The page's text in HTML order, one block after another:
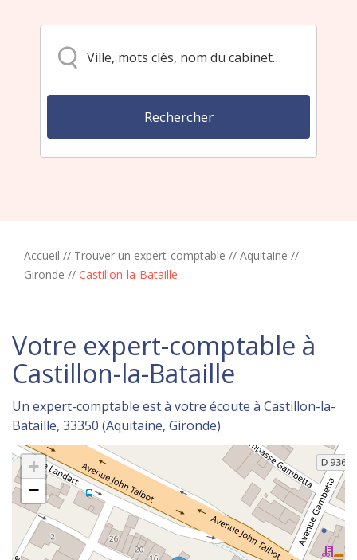
Accueil // Trouver un expert-comptable // Aquitaine //
Gironde // Castillon-la-Bataille
Votre expert-comptable à
Castillon-la-Bataille
Un expert-comptable est à votre écoute à Castillon-la-
Bataille, 33350 (Aquitaine, Gironde)
+
−